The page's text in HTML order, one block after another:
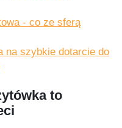
- co ze sferą
na szybkie dotarcie do
to